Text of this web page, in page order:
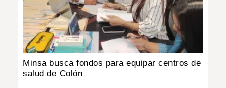
Minsa busca fondos para equipar centros de
salud de Colón